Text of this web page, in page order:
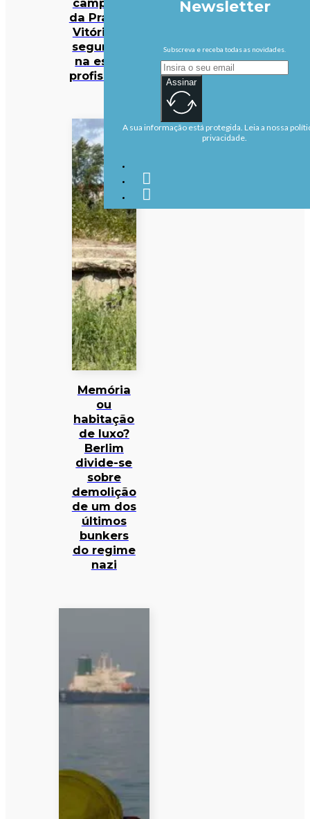
da Praia da
Vitória em
segurança
na escola
profissional
Memória
ou
habitação
de luxo?
Berlim
divide-se
sobre
demolição
de um dos
últimos
bunkers
do regime
nazi
Newsletter
Subscreva e receba todas as novidades.
Assinar
A sua informação está protegida. Leia a nossa
privacidade.